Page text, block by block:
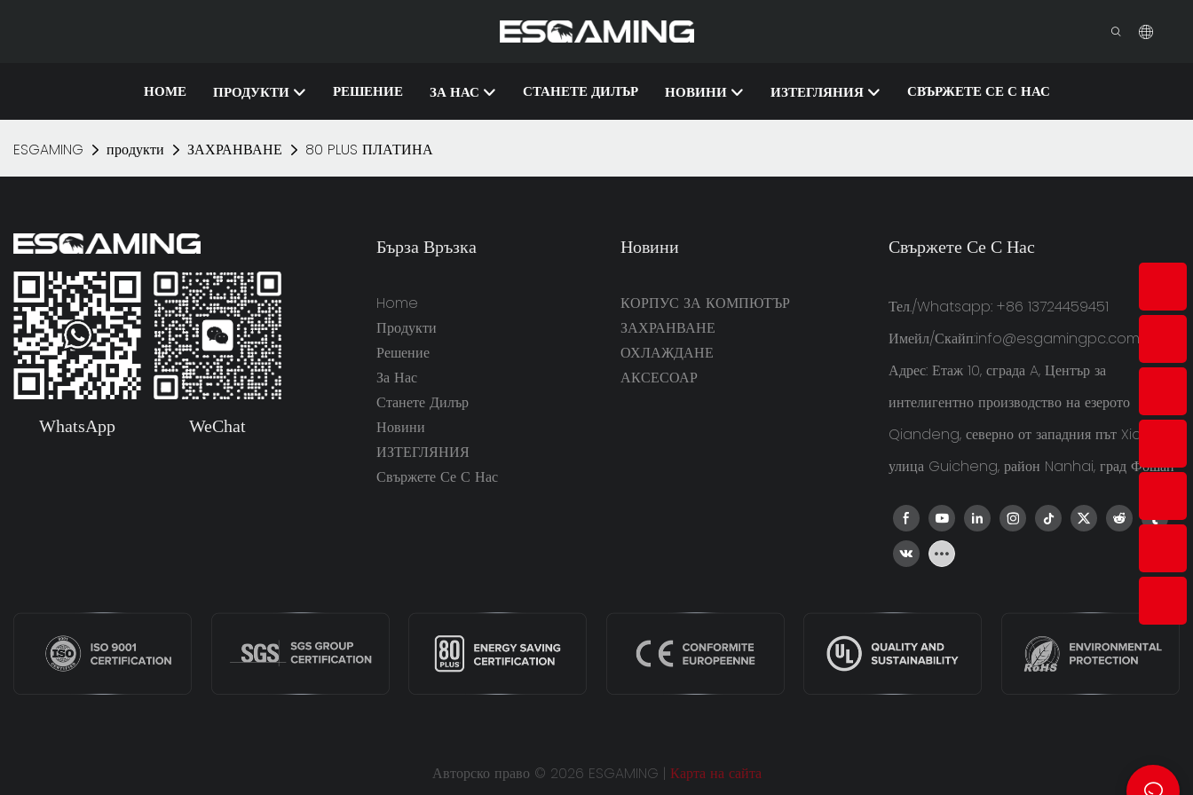
HOME ПРОДУКТИ РЕШЕНИЕ ЗА НАС СТАНЕТЕ ДИЛЪР НОВИНИ ИЗТЕГЛЯНИЯ СВЪРЖЕТЕ СЕ С НАС
ESGAMING продукти ЗАХРАНВАНЕ 80 PLUS ПЛАТИНА
WhatsApp WeChat
Бърза Връзка
Home
Продукти
Решение
За Нас
Станете Дилър
Новини
ИЗТЕГЛЯНИЯ
Свържете Се С Нас
Новини
КОРПУС ЗА КОМПЮТЪР
ЗАХРАНВАНЕ
ОХЛАЖДАНЕ
АКСЕСОАР
Свържете Се С Нас
Тел./Whatsapp: +86 13724459451
Имейл/Скайп:info@esgamingpc.com
Адрес: Етаж 10, сграда A, Център за
интелигентно производство на езерото
Qiandeng, северно от западния път Xiaping,
улица Guicheng, район Nanhai, град Фошан
Авторско право © 2026 ESGAMING | Карта на сайта